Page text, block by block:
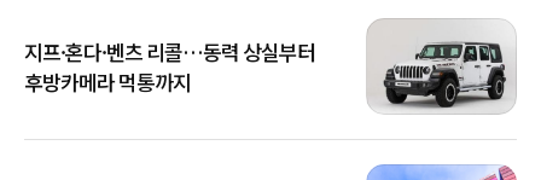
지프·혼다·벤츠 리콜…동력 상실부터
후방카메라 먹통까지